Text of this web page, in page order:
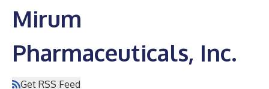
Mirum
Pharmaceuticals, Inc.
Get RSS Feed